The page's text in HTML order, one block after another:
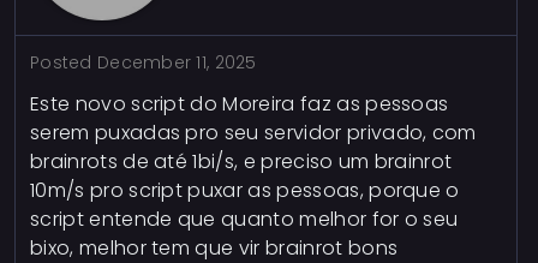
Posted December 11, 2025
Este novo script do Moreira faz as pessoas
serem puxadas pro seu servidor privado, com
brainrots de até 1bi/s, e preciso um brainrot
10m/s pro script puxar as pessoas, porque o
script entende que quanto melhor for o seu
bixo, melhor tem que vir brainrot bons